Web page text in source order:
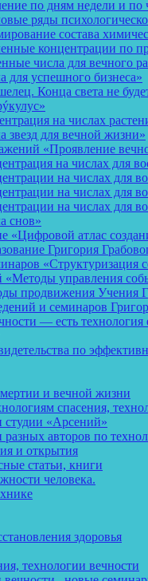
по дням недели и по
ряды
состава
концентрации по
числа для вечного
для успешного бизнеса»
Конца света не
на числах
звезд для вечной жизни»
«Проявление
на числах для
на числах для
на числах для
на числах для
снов»
«Цифровой атлас
Григория
«Структуризация
управления
продвижения Учения
и семинаров
— есть технология
по
и вечной жизни
спасения,
студии «Арсений»
разных авторов по
и открытия
статьи, книги
человека.
здоровья
технологии вечности